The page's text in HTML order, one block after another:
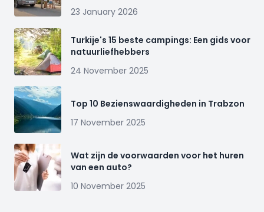
23 January 2026
Turkije's 15 beste campings: Een gids voor
natuurliefhebbers
24 November 2025
Top 10 Bezienswaardigheden in Trabzon
17 November 2025
Wat zijn de voorwaarden voor het huren
van een auto?
10 November 2025